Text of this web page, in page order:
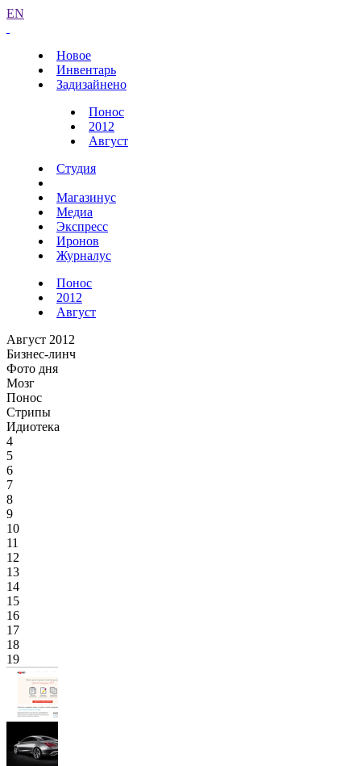
EN
Новое
Инвентарь
Задизайнено
Понос
2012
Август
Студия
Магазинус
Медиа
Экспресс
Иронов
Журналус
Понос
2012
Август
Август 2012
Бизнес-линч
Фото дня
Мозг
Понос
Стрипы
Идиотека
4
5
6
7
8
9
10
11
12
13
14
15
16
17
18
19